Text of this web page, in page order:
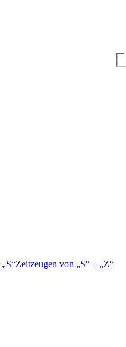
S Zeitzeugen von S –
Z